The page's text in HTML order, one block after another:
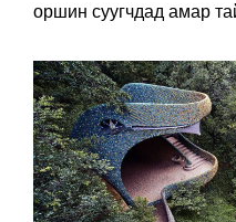
оршин суугчдад амар